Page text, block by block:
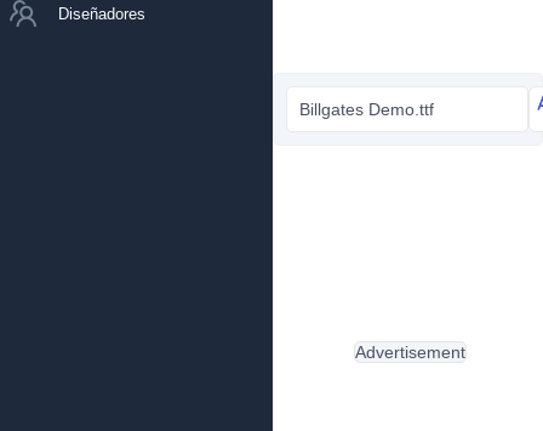
Diseñadores
Billgates Demo.ttf
Advertisement